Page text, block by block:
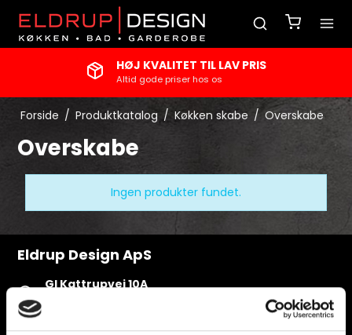
HØJ KVALITET TIL LAV PRIS
Altid gode priser hos os
Forside / Produktkatalog / Køkken skabe / Overskabe
Overskabe
Ingen produkter fundet.
Eldrup Design ApS
Gl Kattrupvej 10A
Telefonnr.